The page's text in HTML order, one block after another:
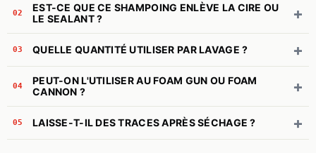
02
EST-CE QUE CE SHAMPOING ENLÈVE LA CIRE OU
LE SEALANT ?
+
03 QUELLE QUANTITÉ UTILISER PAR LAVAGE ? +
04
PEUT-ON L'UTILISER AU FOAM GUN OU FOAM
CANNON ?
+
05 LAISSE-T-IL DES TRACES APRÈS SÉCHAGE ? +